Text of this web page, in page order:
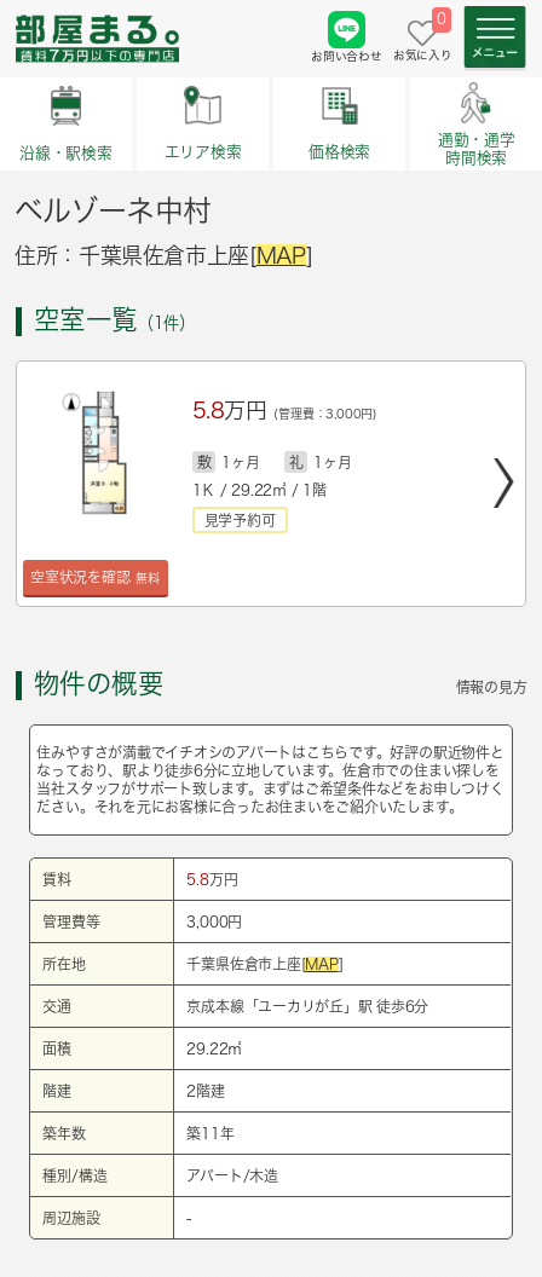
お問い合わせ
0
お気に入り
沿線・駅検索 エリア検索 価格検索
通勤・通学
時間検索
ベルゾーネ中村
住所：千葉県佐倉市上座[MAP]
空室一覧 （1件）
空室状況を確認 無料
5.8万円 (管理費：3,000円)
敷 1ヶ月 礼
1ヶ月
1Ｋ / 29.22㎡ / 1階
見学予約可
物件の概要 情報の見方
住みやすさが満載でイチオシのアパートはこちらです。好評の駅近物件と
なっており、駅より徒歩6分に立地しています。佐倉市での住まい探しを
当社スタッフがサポート致します。まずはご希望条件などをお申しつけく
ださい。それを元にお客様に合ったお住まいをご紹介いたします。
賃料 5.8万円
管理費等 3,000円
所在地 千葉県佐倉市上座[MAP]
交通 京成本線 「 ユーカリが丘 」駅 徒歩6分
面積 29.22㎡
階建 2階建
築年数 築11年
種別/構造 アパート/木造
周辺施設 -